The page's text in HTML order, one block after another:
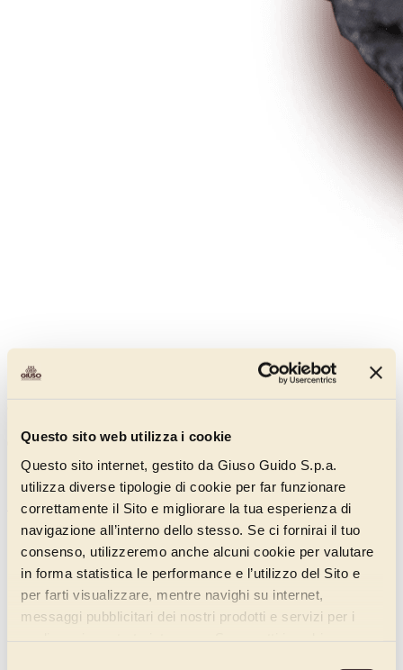
Questo sito web utilizza i cookie
Questo sito internet, gestito da Giuso Guido S.p.a.
utilizza diverse tipologie di cookie per far funzionare
correttamente il Sito e migliorare la tua esperienza di
navigazione all’interno dello stesso. Se ci fornirai il tuo
consenso, utilizzeremo anche alcuni cookie per valutare
in forma statistica le performance e l’utilizzo del Sito e
per farti visualizzare, mentre navighi su internet,
messaggi pubblicitari dei nostri prodotti e servizi per i
00901115C
Sapore neutro, colore bianco brillante.
Scopri di più